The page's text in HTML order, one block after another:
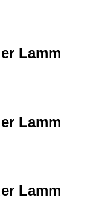
Lamm
Lamm
Lamm